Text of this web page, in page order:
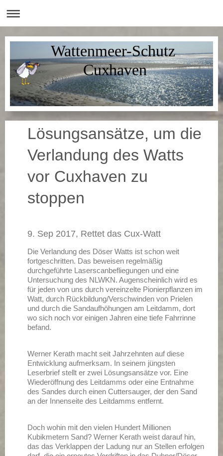
Wattenmeer-Schutz
Cuxhaven
Lösungsansätze, um die
Verlandung des Watts
vor Cuxhaven zu
stoppen
9. Sep 2017, Rettet das Cux-Watt
Die Verlandung des Döser Watts ist schon weit
fortgeschritten. Das beweisen regelmäßig
durchgeführte Laserscanbefliegungen und eine
Untersuchung des NLWKN. Augenscheinlich wird es
für jeden von uns durch vereinzelte Pionierpflanzen im
Watt, durch Rückbildung/Verschwinden von Prielen
und durch die Sandaufhöhungen am Leitdamm, dort
wo sich noch vor einigen Jahren eine tiefe Fahrrinne
befand.
Werner Kerath macht seit Jahrzehnten auf diese
Entwicklung aufmerksam. In seinem jüngsten
Leserbrief stellt er zwei Lösungsansätze vor. Eine
Wiederöffnung des Leitdamms oder eine Entnahme
des Sandes durch einen Cuttersauger, der den Sand
an der Innenseite des Leitdamms entfernt.
Doch wohin mit den vielen Hundert Millionen
Kubikmetern Sand? Werner Kerath weist darauf hin,
das das Verklappen der Ladung nur an Stellen erfolgen